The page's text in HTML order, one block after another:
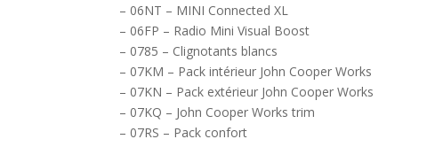
– 06NT – MINI Connected XL
– 06FP – Radio Mini Visual Boost
– 0785 – Clignotants blancs
– 07KM – Pack intérieur John Cooper Works
– 07KN – Pack extérieur John Cooper Works
– 07KQ – John Cooper Works trim
– 07RS – Pack confort